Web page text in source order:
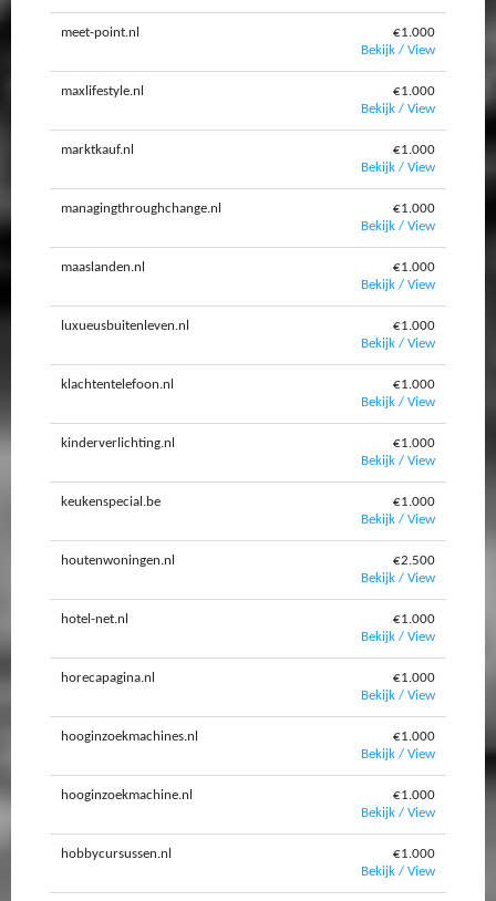
meet-point.nl
€1.000
Bekijk / View
maxlifestyle.nl
€1.000
Bekijk / View
marktkauf.nl
€1.000
Bekijk / View
managingthroughchange.nl
€1.000
Bekijk / View
maaslanden.nl
€1.000
Bekijk / View
luxueusbuitenleven.nl
€1.000
Bekijk / View
klachtentelefoon.nl
€1.000
Bekijk / View
kinderverlichting.nl
€1.000
Bekijk / View
keukenspecial.be
€1.000
Bekijk / View
houtenwoningen.nl
€2.500
Bekijk / View
hotel-net.nl
€1.000
Bekijk / View
horecapagina.nl
€1.000
Bekijk / View
hooginzoekmachines.nl
€1.000
Bekijk / View
hooginzoekmachine.nl
€1.000
Bekijk / View
hobbycursussen.nl
€1.000
Bekijk / View